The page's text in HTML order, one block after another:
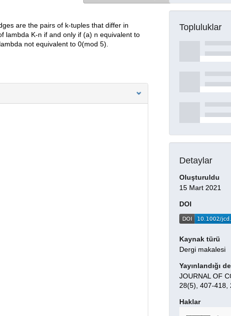
are the pairs of k-tuples that differ in
lambda K-n if and only if (a) n equivalent to
not equivalent to 0(mod 5).
Topluluklar
Detaylar
Oluşturuldu
15 Mart 2021
DOI
Kaynak türü
Dergi makalesi
Yayınlandığı
JOURNAL OF
28(5), 407-418,
Haklar